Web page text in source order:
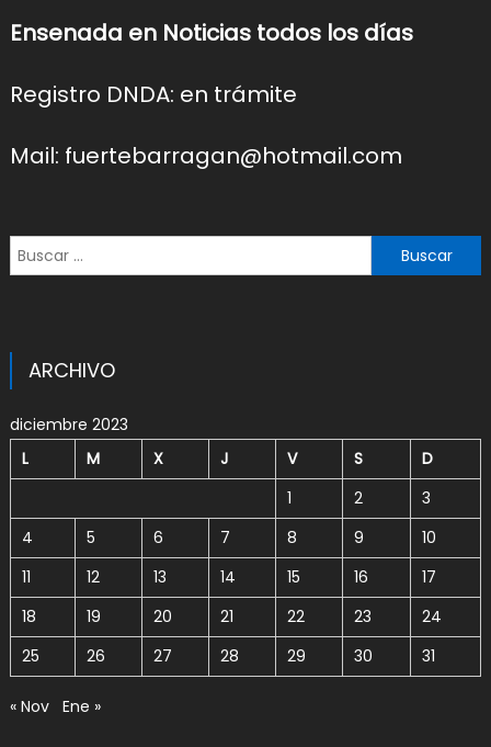
Ensenada en Noticias todos los días
Registro DNDA: en trámite
Mail: fuertebarragan@hotmail.com
Buscar:
ARCHIVO
diciembre 2023
L
M X J V S
D
1
2
3
4
5 6 7 8 9
10
11
12 13 14 15 16
17
18
19 20 21 22 23
24
25
26 27 28 29 30 31
« Nov Ene »